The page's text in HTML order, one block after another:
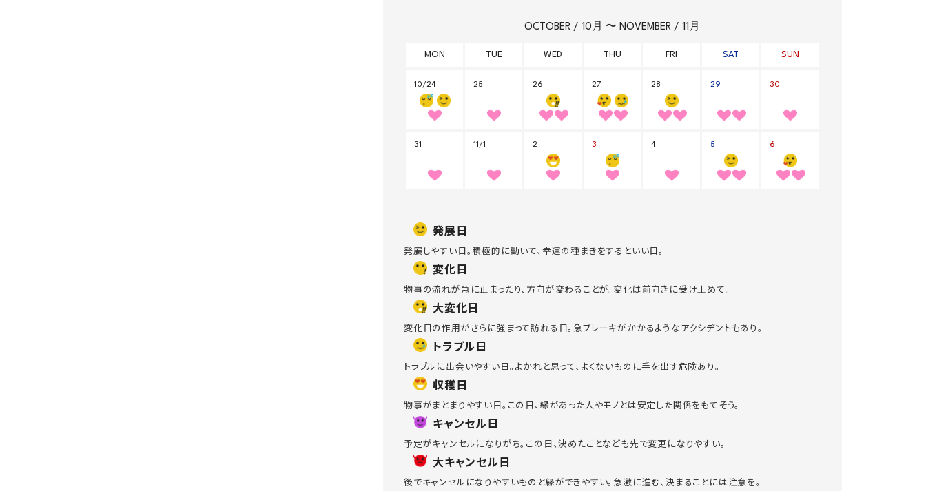
発展日
発展しやすい日。積極的に動いて、幸運の種まきをするといい日。
変化日
物事の流れが急に止まったり、方向が変わることが。変化は前向きに受け止めて。
大変化日
変化日の作用がさらに強まって訪れる日。急ブレーキがかかるようなアクシデントもあり。
トラブル日
トラブルに出会いやすい日。よかれと思って、よくないものに手を出す危険あり。
収穫日
物事がまとまりやすい日。この日、縁があった人やモノとは安定した関係をもてそう。
キャンセル日
予定がキャンセルになりがち。この日、決めたことなども先で変更になりやすい。
大キャンセル日
後でキャンセルになりやすいものと縁ができやすい。急激に進む、決まることには注意を。